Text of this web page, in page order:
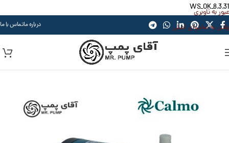
WS_OK_8.3.31
عبور به ناوبری
رفتن به محتوای اصلی
درباره ماتماس با ما